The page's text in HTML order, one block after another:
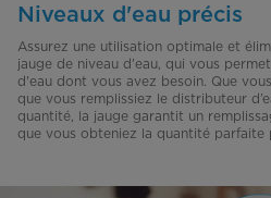
Niveaux d'eau précis
Assurez une utilisation optimale et
jauge de niveau d'eau, qui vous
d'eau dont vous avez besoin. Que
que vous remplissiez le distributeur
quantité, la jauge garantit un
que vous obteniez la quantité parfaite